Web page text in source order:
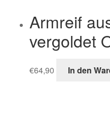
Armreif
vergoldet
€64,90 In den